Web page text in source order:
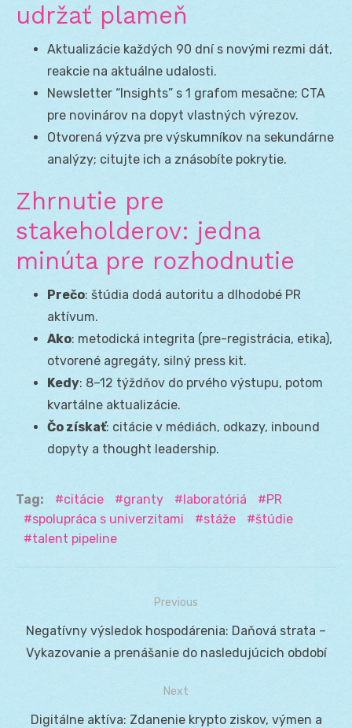
udržať plameň
Aktualizácie každých 90 dní s novými rezmi dát,
reakcie na aktuálne udalosti.
Newsletter “Insights” s 1 grafom mesačne; CTA
pre novinárov na dopyt vlastných výrezov.
Otvorená výzva pre výskumníkov na sekundárne
analýzy; citujte ich a znásobíte pokrytie.
Zhrnutie pre
stakeholderov: jedna
minúta pre rozhodnutie
Prečo: štúdia dodá autoritu a dlhodobé PR
aktívum.
Ako: metodická integrita (pre-registrácia, etika),
otvorené agregáty, silný press kit.
Kedy: 8–12 týždňov do prvého výstupu, potom
kvartálne aktualizácie.
Čo získať: citácie v médiách, odkazy, inbound
dopyty a thought leadership.
Tag: citácie granty laboratóriá
PR
spolupráca s univerzitami
stáže
štúdie
talent pipeline
Navigácia
v
Previous
Previous
post:
Negatívny výsledok hospodárenia: Daňová strata –
Vykazovanie a prenášanie do nasledujúcich období
Next
Next
Digitálne aktíva: Zdanenie krypto ziskov, výmen a